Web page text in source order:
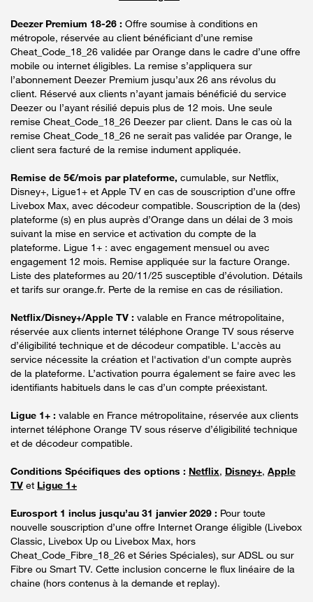
Deezer Premium 18-26 : Offre soumise à conditions en
métropole, réservée au client bénéficiant d’une remise
Cheat_Code_18_26 validée par Orange dans le cadre d’une offre
mobile ou internet éligibles. La remise s’appliquera sur
l’abonnement Deezer Premium jusqu’aux 26 ans révolus du
client. Réservé aux clients n’ayant jamais bénéficié du service
Deezer ou l’ayant résilié depuis plus de 12 mois. Une seule
remise Cheat_Code_18_26 Deezer par client. Dans le cas où la
remise Cheat_Code_18_26 ne serait pas validée par Orange, le
client sera facturé de la remise indument appliquée.
Remise de 5€/mois par plateforme, cumulable, sur Netflix,
Disney+, Ligue1+ et Apple TV en cas de souscription d’une offre
Livebox Max, avec décodeur compatible. Souscription de la (des)
plateforme (s) en plus auprès d’Orange dans un délai de 3 mois
suivant la mise en service et activation du compte de la
plateforme. Ligue 1+ : avec engagement mensuel ou avec
engagement 12 mois. Remise appliquée sur la facture Orange.
Liste des plateformes au 20/11/25 susceptible d’évolution. Détails
et tarifs sur orange.fr. Perte de la remise en cas de résiliation.
Netflix/Disney+/Apple TV : valable en France métropolitaine,
réservée aux clients internet téléphone Orange TV sous réserve
d’éligibilité technique et de décodeur compatible. L'accès au
service nécessite la création et l'activation d'un compte auprès
de la plateforme. L’activation pourra également se faire avec les
identifiants habituels dans le cas d’un compte préexistant.
Ligue 1+ : valable en France métropolitaine, réservée aux clients
internet téléphone Orange TV sous réserve d’éligibilité technique
et de décodeur compatible.
Conditions Spécifiques des options : Netflix, Disney+, Apple
TV et Ligue 1+
Eurosport 1 inclus jusqu’au 31 janvier 2029 : Pour toute
nouvelle souscription d’une offre Internet Orange éligible (Livebox
Classic, Livebox Up ou Livebox Max, hors
Cheat_Code_Fibre_18_26 et Séries Spéciales), sur ADSL ou sur
Fibre ou Smart TV. Cette inclusion concerne le flux linéaire de la
chaine (hors contenus à la demande et replay).